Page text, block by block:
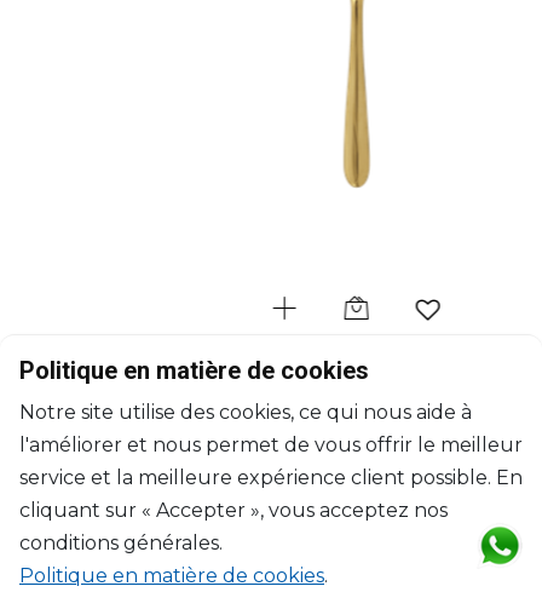
CHRISTOFLE
Cuillère à café en acier - coloris or
L: 14.2cm, l: 2.9cm
$32
Politique en matière de cookies
Notre site utilise des cookies, ce qui nous aide à
l'améliorer et nous permet de vous offrir le meilleur
service et la meilleure expérience client possible. En
cliquant sur « Accepter », vous acceptez nos
conditions générales.
Politique en matière de cookies.